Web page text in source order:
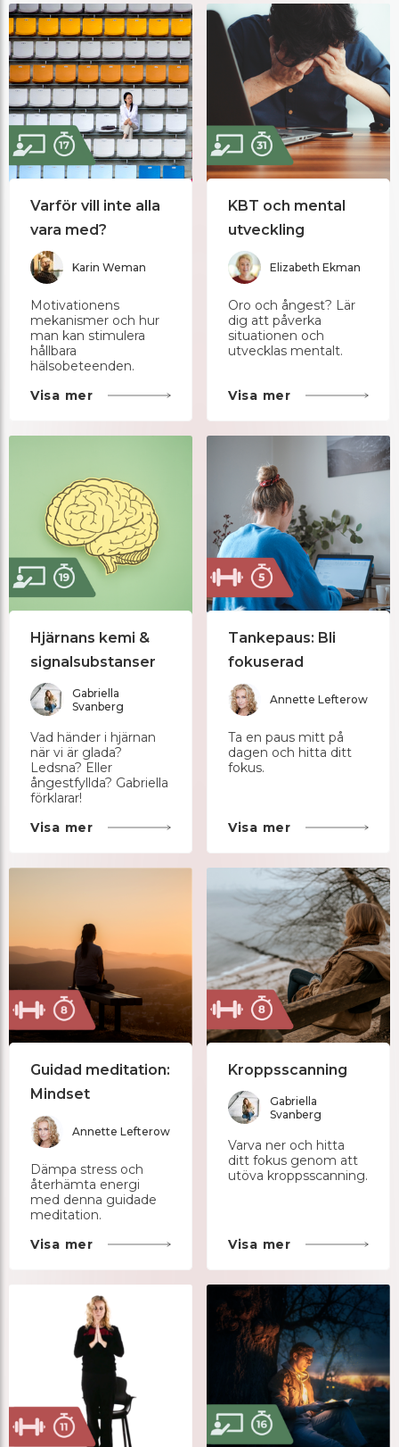
Varför vill inte alla
vara med?
Karin Weman
Motivationens
mekanismer och hur
man kan stimulera
hållbara
hälsobeteenden.
Visa mer
KBT och mental
utveckling
Elizabeth Ekman
Oro och ångest? Lär
dig att påverka
situationen och
utvecklas mentalt.
Visa mer
Hjärnans kemi &
signalsubstanser
Gabriella
Svanberg
Vad händer i hjärnan
när vi är glada?
Ledsna? Eller
ångestfyllda? Gabriella
förklarar!
Visa mer
Tankepaus: Bli
fokuserad
Annette Lefterow
Ta en paus mitt på
dagen och hitta ditt
fokus.
Visa mer
Guidad meditation:
Mindset
Annette Lefterow
Dämpa stress och
återhämta energi
med denna guidade
meditation.
Visa mer
Kroppsscanning
Gabriella
Svanberg
Varva ner och hitta
ditt fokus genom att
utöva kroppsscanning.
Visa mer